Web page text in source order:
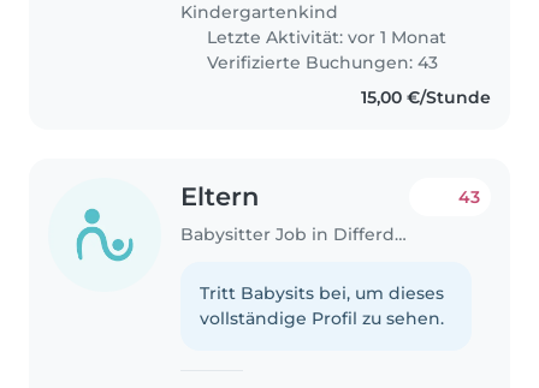
Kindergartenkind
Letzte Aktivität: vor 1 Monat
Verifizierte Buchungen: 43
15,00 €/Stunde
Eltern
Babysitter Job in Differdange
43
Tritt Babysits bei, um dieses
vollständige Profil zu sehen.